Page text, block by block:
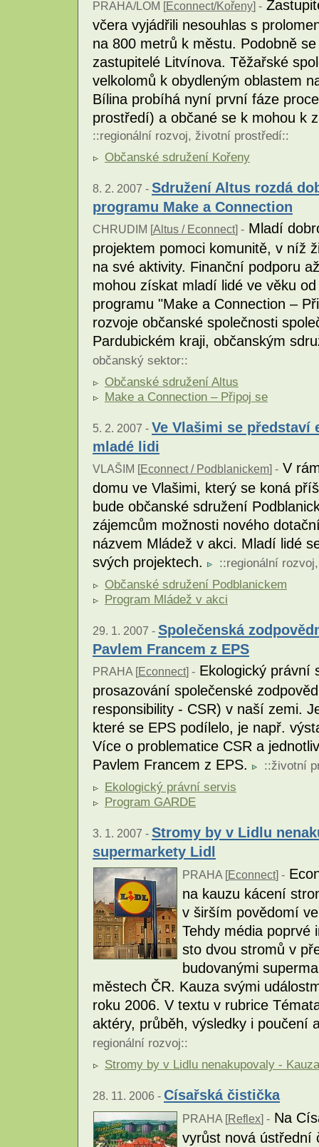
PRAHA/LOM [Econnect/Kořeny] -
včera vyjádřili nesouhlas s
na 800 metrů k městu. Podobně
zastupitelé Litvínova. Těžařské
velkolomů k obydleným oblastem
Bílina probíhá nyní první fáze
prostředí) a občané se k mohou k
::regionální rozvoj, životní prostředí::
Občanské sdružení Kořeny
8. 2. 2007 - Sdružení Altus rozdá
programu Make a Connection
CHRUDIM [Altus / Econnect] - Mladí
projektem pomoci komunitě, v níž
na své aktivity. Finanční podporu
mohou získat mladí lidé ve věku
programu "Make a Connection –
rozvoje občanské společnosti
Pardubickém kraji, občanským
občanský sektor::
Občanské sdružení Altus
Make a Connection – Připoj se
5. 2. 2007 - Ve Vlašimi se představí
mladé lidi
VLAŠIM [Econnect / Podblanickem] - V
domu ve Vlašimi, který se koná
bude občanské sdružení
zájemcům možnosti nového
názvem Mládež v akci. Mladí lidé
svých projektech.
::regionální rozvoj
Občanské sdružení Podblanickem
Program Mládež v akci
29. 1. 2007 - Společenská
Pavlem Francem z EPS
PRAHA [Econnect] - Ekologický právní
prosazování společenské
responsibility - CSR) v naší zemi.
které se EPS podílelo, je např.
Více o problematice CSR a
Pavlem Francem z EPS.
::životní
Ekologický právní servis
Program GARDE
3. 1. 2007 - Stromy by v Lidlu
supermarkety Lidl
PRAHA [Econnect] -
na kauzu kácení
v širším povědomí
Tehdy média poprvé
sto dvou stromů v
budovanými
městech ČR. Kauza svými
roku 2006. V textu v rubrice
aktéry, průběh, výsledky i poučení
regionální rozvoj::
Stromy by v Lidlu nenakupovaly -
28. 11. 2006 - Císařská čistička
PRAHA [Reflex] - Na
vyrůst nová ústřední